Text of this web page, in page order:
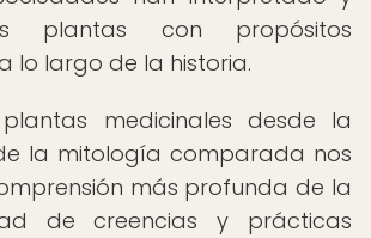
plantas con propósitos
lo largo de la historia.
medicinales desde la
la mitología comparada nos
más profunda de la
de creencias y prácticas